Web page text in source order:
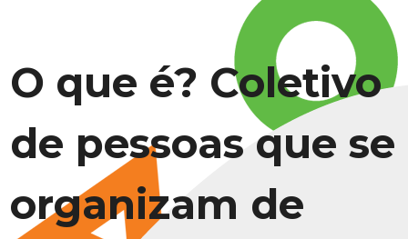
O que é? Coletivo
de pessoas que se
organizam de